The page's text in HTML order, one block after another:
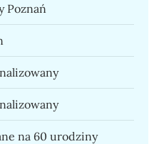
Poznań
na 60 urodziny